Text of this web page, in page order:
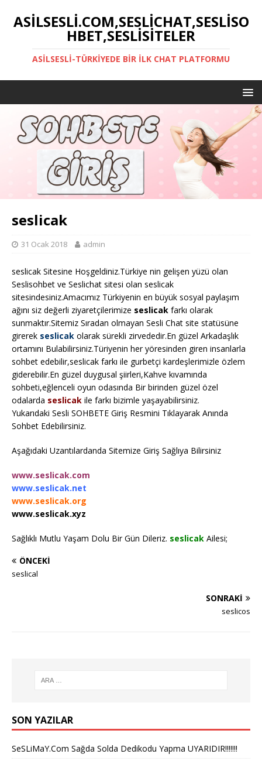
ASILSESLI.COM,SESLICHAT,SESLISO
HBET,SESLISITELER
ASILSESLI-TÜRKIYEDE BIR İLK CHAT PLATFORMU
seslicak
31 Ocak 2018 admin
seslicak Sitesine Hoşgeldiniz.Türkiye nin gelişen yüzü olan
Seslisohbet ve Seslichat sitesi olan seslicak
sitesindesiniz.Amacımız Türkiyenin en büyük sosyal paylaşım
ağını siz değerli ziyaretçilerimize seslicak farkı olarak
sunmaktır.Sitemiz Sıradan olmayan Sesli Chat site statüsüne
girerek seslicak olarak sürekli zirvededir.En güzel Arkadaşlık
ortamını Bulabilirsiniz.Türiyenin her yöresinden giren insanlarla
sohbet edebilir,seslicak farkı ile gurbetçi kardeşlerimizle özlem
giderebilir.En güzel duygusal şiirleri,Kahve kıvamında
sohbeti,eğlenceli oyun odasında Bir birinden güzel özel
odalarda seslicak ile farkı bizimle yaşayabilirsiniz.
Yukarıdaki Sesli SOHBETE Giriş Resmini Tıklayarak Anında
Sohbet Edebilirsiniz.
Aşağıdaki Uzantılardanda Sitemize Giriş Sağlıya Bilirsiniz
www.seslicak.com
www.seslicak.net
www.seslicak.org
www.seslicak.xyz
Sağlıklı Mutlu Yaşam Dolu Bir Gün Dileriz. seslicak Ailesi;
ÖNCEKI
seslical
SONRAKI
seslicos
SON YAZILAR
SeSLiMaY.Com Sağda Solda Dedikodu Yapma UYARIDIR!!!!!!!